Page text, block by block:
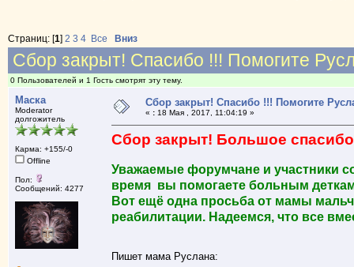
Страниц: [1] 2 3 4 Все Вниз
Сбор закрыт! Спасибо !!! Помогите
0 Пользователей и 1 Гость смотрят эту тему.
Маска
Moderator
долгожитель
Карма: +155/-0
Offline
Пол:
Сообщений: 4277
Сбор закрыт! Спасибо !!! Помогите
« :18 Мая , 2017, 11:04:19 »
Сбор закрыт! Большое
Уважаемые форумчане и участники
время вы помогаете больным
Вот ещё одна просьба от мамы
реабилитации. Надеемся, что все
Пишет мама Руслана: